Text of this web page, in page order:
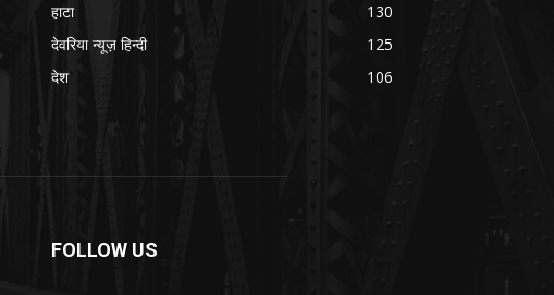
हाटा
130
देवरिया न्यूज़ हिन्दी
125
देश
106
FOLLOW US